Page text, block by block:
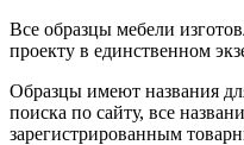
Все образцы мебели
проекту в единственном
Образцы имеют названия
поиска по сайту, все
зарегистрированным